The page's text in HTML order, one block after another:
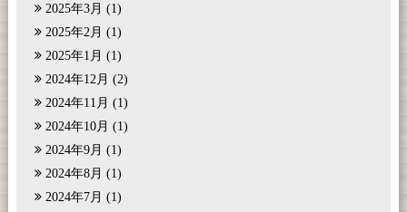
2025年3月 (1)
2025年2月 (1)
2025年1月 (1)
2024年12月 (2)
2024年11月 (1)
2024年10月 (1)
2024年9月 (1)
2024年8月 (1)
2024年7月 (1)